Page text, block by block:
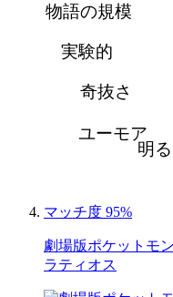
明
ユーモア
奇抜さ
実験的
物語の規模
マッチ度 95%
劇場版ポケットモ
ラティオス